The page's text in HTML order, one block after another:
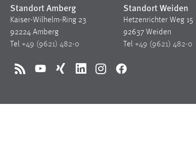
Standort Amberg
Kaiser-Wilhelm-Ring 23
92224 Amberg
Tel +49 (9621) 482-0
Standort Weiden
Hetzenrichter Weg 15
92637 Weiden
Tel +49 (9621) 482-0
RSS YouTubeXing LinkedInInstagramFacebook
Name: site-language-preference
Zweck:
Das Cookie speichert die gewählte
Sprache der Website.